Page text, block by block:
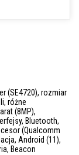
(SE4720), rozmiar
różne
(8MP),
Bluetooth,
(Qualcomm
Android (11),
Beacon